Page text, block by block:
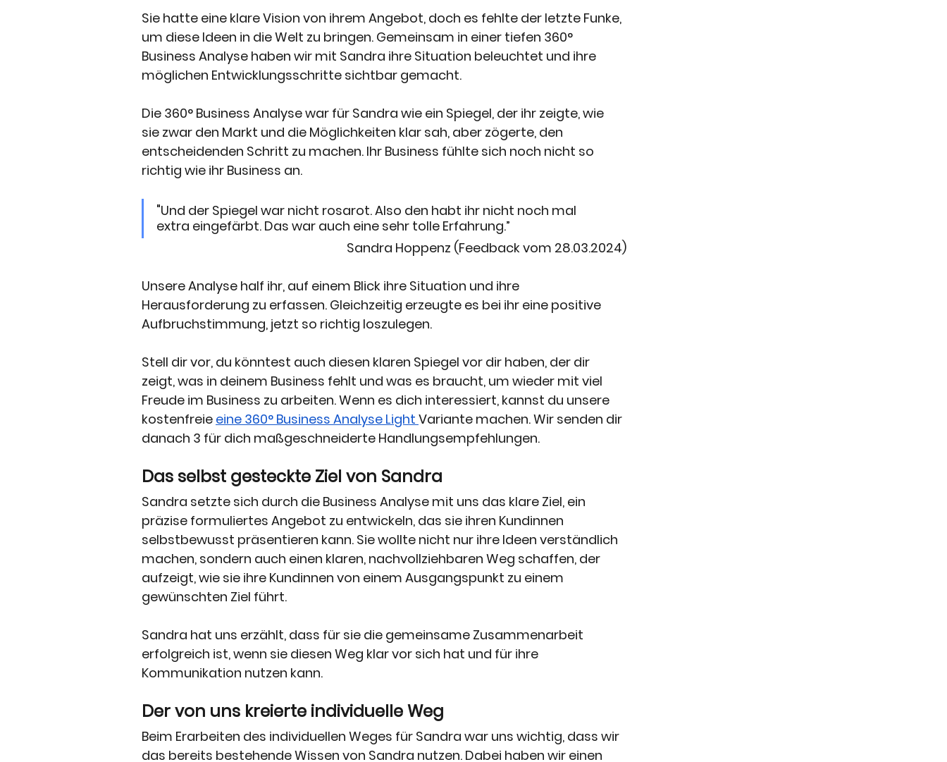
Sie hatte eine klare Vision von ihrem Angebot, doch es fehlte der letzte Funke,
um diese Ideen in die Welt zu bringen. Gemeinsam in einer tiefen 360°
Business Analyse haben wir mit Sandra ihre Situation beleuchtet und ihre
möglichen Entwicklungsschritte sichtbar gemacht.
Die 360° Business Analyse war für Sandra wie ein Spiegel, der ihr zeigte, wie
sie zwar den Markt und die Möglichkeiten klar sah, aber zögerte, den
entscheidenden Schritt zu machen. Ihr Business fühlte sich noch nicht so
richtig wie ihr Business an.
"Und der Spiegel war nicht rosarot. Also den habt ihr nicht noch mal
extra eingefärbt. Das war auch eine sehr tolle Erfahrung.”
Sandra Hoppenz (Feedback vom 28.03.2024)
Unsere Analyse half ihr, auf einem Blick ihre Situation und ihre
Herausforderung zu erfassen. Gleichzeitig erzeugte es bei ihr eine positive
Aufbruchstimmung, jetzt so richtig loszulegen.
Stell dir vor, du könntest auch diesen klaren Spiegel vor dir haben, der dir
zeigt, was in deinem Business fehlt und was es braucht, um wieder mit viel
Freude im Business zu arbeiten. Wenn es dich interessiert, kannst du unsere
kostenfreie eine 360° Business Analyse Light Variante machen. Wir senden dir
danach 3 für dich maßgeschneiderte Handlungsempfehlungen.
Das selbst gesteckte Ziel von Sandra
Sandra setzte sich durch die Business Analyse mit uns das klare Ziel, ein
präzise formuliertes Angebot zu entwickeln, das sie ihren Kundinnen
selbstbewusst präsentieren kann. Sie wollte nicht nur ihre Ideen verständlich
machen, sondern auch einen klaren, nachvollziehbaren Weg schaffen, der
aufzeigt, wie sie ihre Kundinnen von einem Ausgangspunkt zu einem
gewünschten Ziel führt.
Sandra hat uns erzählt, dass für sie die gemeinsame Zusammenarbeit
erfolgreich ist, wenn sie diesen Weg klar vor sich hat und für ihre
Kommunikation nutzen kann.
Der von uns kreierte individuelle Weg
Beim Erarbeiten des individuellen Weges für Sandra war uns wichtig, dass wir
das bereits bestehende Wissen von Sandra nutzen. Dabei haben wir einen